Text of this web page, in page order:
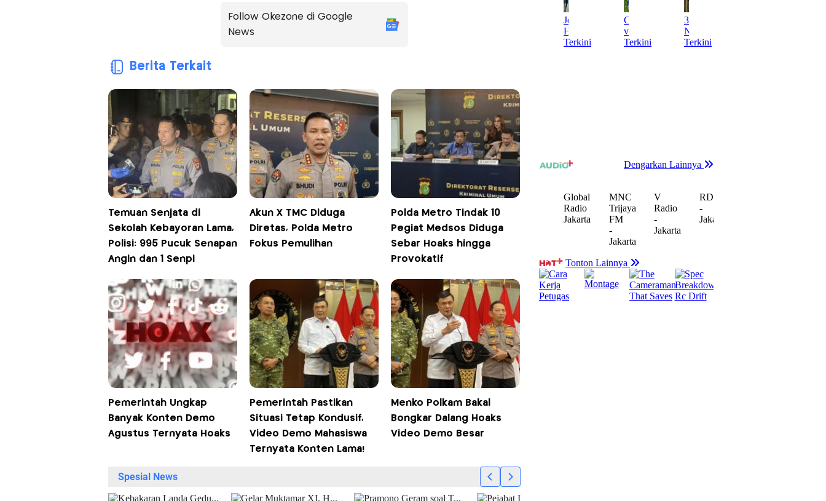
Follow Okezone di Google
News
Berita Terkait
Temuan Senjata di
Sekolah Kebayoran Lama,
Polisi: 995 Pucuk Senapan
Angin dan 1 Senpi
Akun X TMC Diduga
Diretas, Polda Metro
Fokus Pemulihan
Polda Metro Tindak 10
Pegiat Medsos Diduga
Sebar Hoaks hingga
Provokatif
Pemerintah Ungkap
Banyak Konten Demo
Agustus Ternyata Hoaks
Pemerintah Pastikan
Situasi Tetap Kondusif,
Video Demo Mahasiswa
Ternyata Konten Lama!
Menko Polkam Bakal
Bongkar Dalang Hoaks
Video Demo Besar